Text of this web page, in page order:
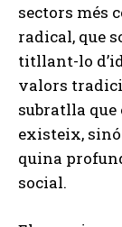
sectors més
radical, que
titllant-lo
valors
subratlla que
existeix,
quina
social.